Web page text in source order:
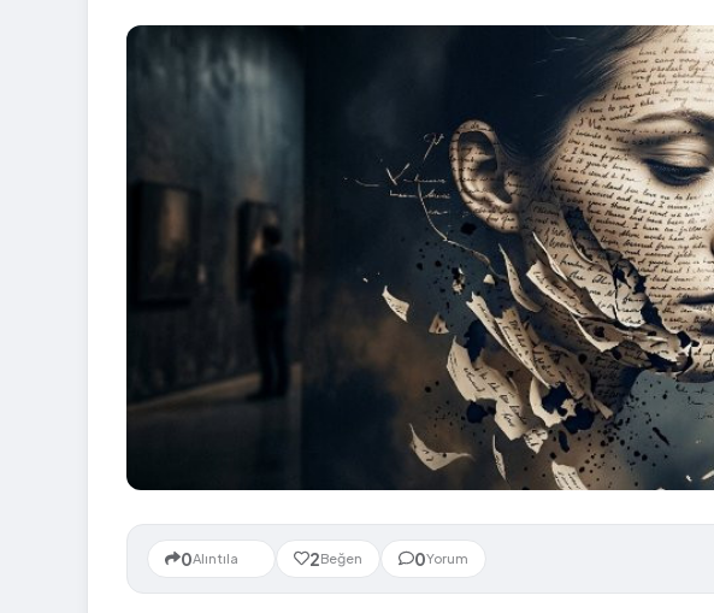
0Alıntıla 2Beğen 0Yorum